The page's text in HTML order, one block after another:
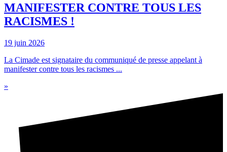
MANIFESTER CONTRE TOUS LES
RACISMES !
19 juin 2026
La Cimade est signataire du communiqué de presse appelant à
manifester contre tous les racismes ...
»